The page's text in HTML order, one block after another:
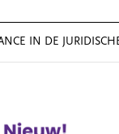
IN DE